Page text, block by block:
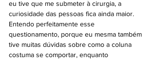
eu tive que me submeter à cirurgia, a
curiosidade das pessoas fica ainda maior.
Entendo perfeitamente esse
questionamento, porque eu mesma também
tive muitas dúvidas sobre como a coluna
costuma se comportar, enquanto